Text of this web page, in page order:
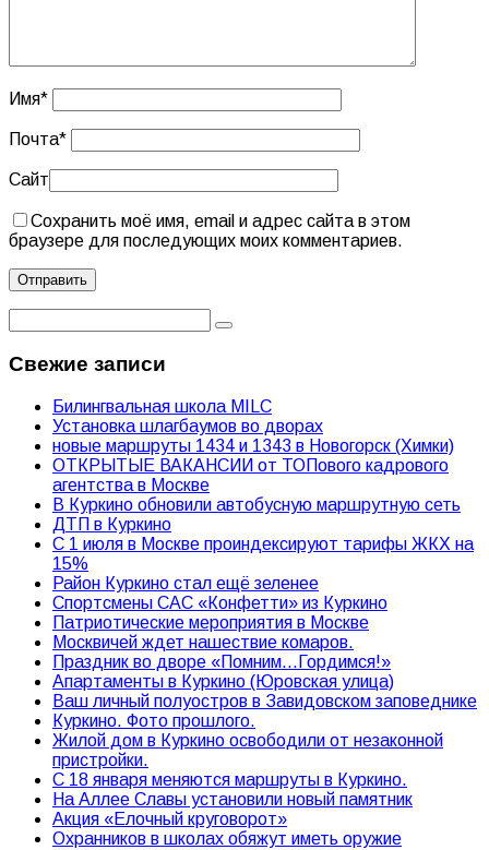
Имя*
Почта*
Сайт
Сохранить моё имя, email и адрес сайта в этом
браузере для последующих моих комментариев.
Свежие записи
Билингвальная школа MILC
Установка шлагбаумов во дворах
новые маршруты 1434 и 1343 в Новогорск (Химки)
ОТКРЫТЫЕ ВАКАНСИИ от ТОПового кадрового
агентства в Москве
В Куркино обновили автобусную маршрутную сеть
ДТП в Куркино
С 1 июля в Москве проиндексируют тарифы ЖКХ на
15%
Район Куркино стал ещё зеленее
Спортсмены САС «Конфетти» из Куркино
Патриотические мероприятия в Москве
Москвичей ждет нашествие комаров.
Праздник во дворе «Помним…Гордимся!»
Апартаменты в Куркино (Юровская улица)
Ваш личный полуостров в Завидовском заповеднике
Куркино. Фото прошлого.
Жилой дом в Куркино освободили от незаконной
пристройки.
С 18 января меняются маршруты в Куркино.
На Аллее Славы установили новый памятник
Акция «Елочный круговорот»
Охранников в школах обяжут иметь оружие